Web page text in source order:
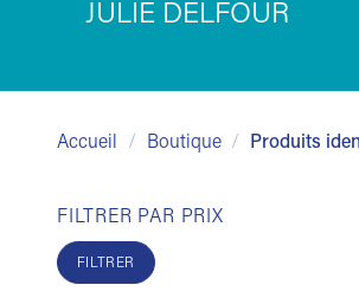
JULIE DELFOUR
Accueil / Boutique / Produits
FILTRER PAR PRIX
Prix
min
Prix
maxFILTRER